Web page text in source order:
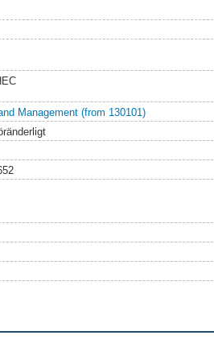
Management (from 130101)